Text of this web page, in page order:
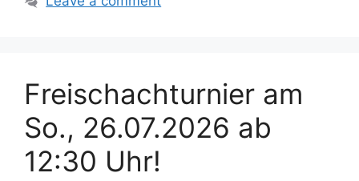
Freischachturnier am
So., 26.07.2026 ab
12:30 Uhr!